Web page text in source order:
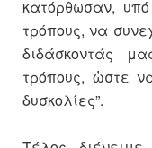
κατόρθωσαν,
τρόπους, να
διδάσκοντάς
τρόπους, ὠστε
δυσκολίες”.